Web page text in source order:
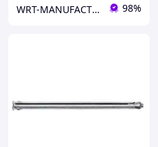
WRT-MANUFACTURING 98%